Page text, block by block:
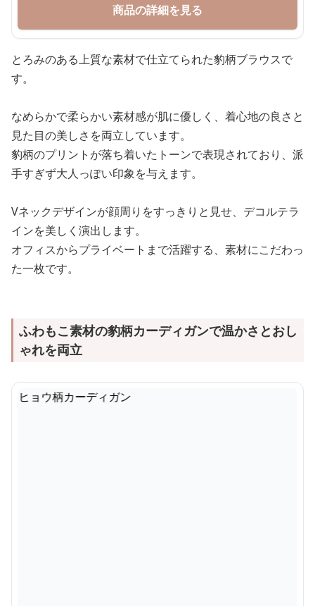
商品の詳細を見る
とろみのある上質な素材で仕立てられた豹柄ブラウスで
す。
なめらかで柔らかい素材感が肌に優しく、着心地の良さと
見た目の美しさを両立しています。
豹柄のプリントが落ち着いたトーンで表現されており、派
手すぎず大人っぽい印象を与えます。
Vネックデザインが顔周りをすっきりと見せ、デコルテラ
インを美しく演出します。
オフィスからプライベートまで活躍する、素材にこだわっ
た一枚です。
ふわもこ素材の豹柄カーディガンで温かさとおし
ゃれを両立